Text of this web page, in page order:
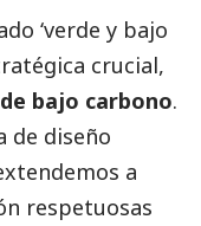
‘verde y bajo
crucial,
bajo carbono.
de diseño
a
respetuosas